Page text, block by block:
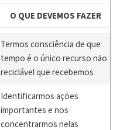
O QUE DEVEMOS FAZER
Termos consciência de que
tempo é o único recurso não
reciclável que recebemos
Identificarmos ações
importantes e nos
concentrarmos nelas